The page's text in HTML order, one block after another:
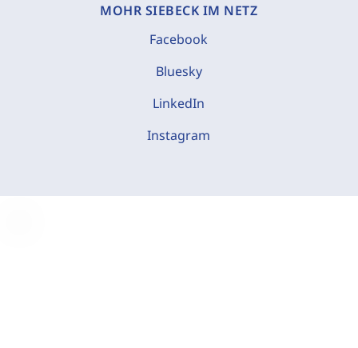
MOHR SIEBECK IM NETZ
Facebook
Bluesky
LinkedIn
Instagram